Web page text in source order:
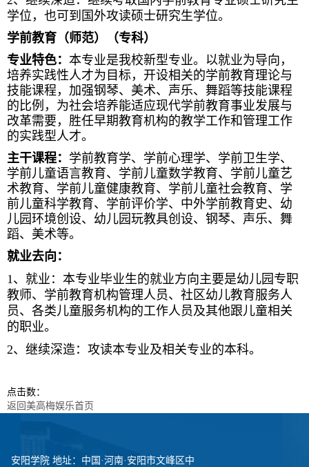
学位，也可到国外攻读硕士研究生学位。
学前教育（师范）（专科）
专业特色： 本专业是我校新型专业。以就业为导向，
培养实践性人才为目标，开设相关的学前教育理论与
技能课程，加强钢琴、美术、声乐、舞蹈等技能课程
的比例，为社会培养能适应现代学前教育事业发展与
改革需要，胜任早期教育机构的教学工作和管理工作
的实践型人才。
主干课程： 学前教育学、学前心理学、学前卫生学、
学前儿童语言教育、学前儿童数学教育、学前儿童艺
术教育、学前儿童健康教育、学前儿童社会教育、学
前儿童科学教育、学前评价学、中外学前教育史、幼
儿园环境创设、幼儿园玩教具创设、钢琴、声乐、舞
蹈、美术等。
就业去向：
1 、就业：本专业毕业生的就业方向主要是幼儿园专职
教师、学前教育机构管理人员、社区幼儿教育服务人
员、各类儿童服务机构的工作人员及其他跟儿童相关
的职业。
2、继续深造：攻读本专业及相关专业的本科。
点击数：
返回美高梅娱乐首页
安阳学院 地址：中国·河南·安阳市文峰区中